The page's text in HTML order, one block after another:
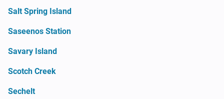
Salt Spring Island
Saseenos Station
Savary Island
Scotch Creek
Sechelt